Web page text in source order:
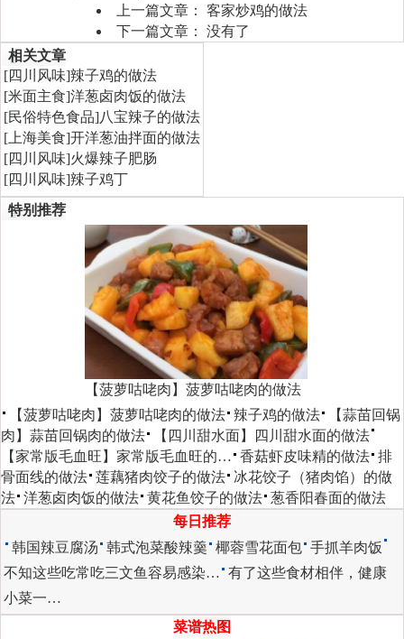
上一篇文章： 客家炒鸡的做法
下一篇文章： 没有了
相关文章
[四川风味]辣子鸡的做法
[米面主食]洋葱卤肉饭的做法
[民俗特色食品]八宝辣子的做法
[ 上海美食]开洋葱油拌面的做法
[四川风味]火爆辣子肥肠
[四川风味]辣子鸡丁
特别推荐
【菠萝咕咾肉】菠萝咕咾肉的做法
【菠萝咕咾肉】菠萝咕咾肉的做法 辣子鸡的做法
【蒜苗回锅
肉】蒜苗回锅肉的做法
【四川甜水面】四川甜水面的做法
【家常版毛血旺】家常版毛血旺的… 香菇虾皮味精的做法 排
骨面线的做法 莲藕猪肉饺子的做法 冰花饺子（猪肉馅）的做
法 洋葱卤肉饭的做法 黄花鱼饺子的做法 葱香阳春面的做法
每日推荐
韩国辣豆腐汤 韩式泡菜酸辣羹 椰蓉雪花面包 手抓羊肉饭
不知这些吃常吃三文鱼容易感染… 有了这些食材相伴，健康
小菜一…
菜谱热图